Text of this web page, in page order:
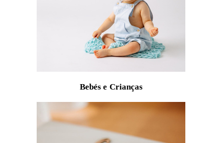
Bebés e Crianças